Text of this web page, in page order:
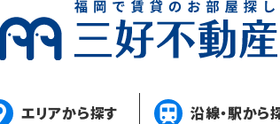
エリアから探す 沿線・駅から